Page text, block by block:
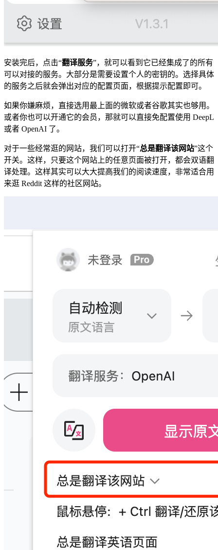
安装完后，点击“翻译服务”，就可以看到它已经集成了的所有
可以对接的服务。大部分是需要设置个人的密钥的。选择具体
的服务之后就会弹出对应的配置页面，根据提示配置即可。
如果你嫌麻烦，直接选用最上面的微软或者谷歌其实也够用。
或者你也可以开通它的会员，那就可以直接免配置使用 DeepL
或者 OpenAI 了。
对于一些经常逛的网站，我们可以打开“总是翻译该网站”这个
开关。这样，只要这个网站上的任意页面被打开，都会双语翻
译处理。这样其实可以大大提高我们的阅读速度，非常适合用
来逛 Reddit 这样的社区网站。